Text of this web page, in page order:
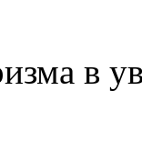
в